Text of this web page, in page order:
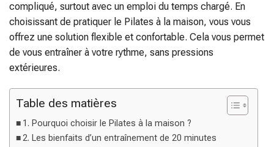
compliqué, surtout avec un emploi du temps chargé. En
choisissant de pratiquer le Pilates à la maison, vous vous
offrez une solution flexible et confortable. Cela vous permet
de vous entraîner à votre rythme, sans pressions
extérieures.
Table des matières
1. Pourquoi choisir le Pilates à la maison ?
2. Les bienfaits d’un entraînement de 20 minutes